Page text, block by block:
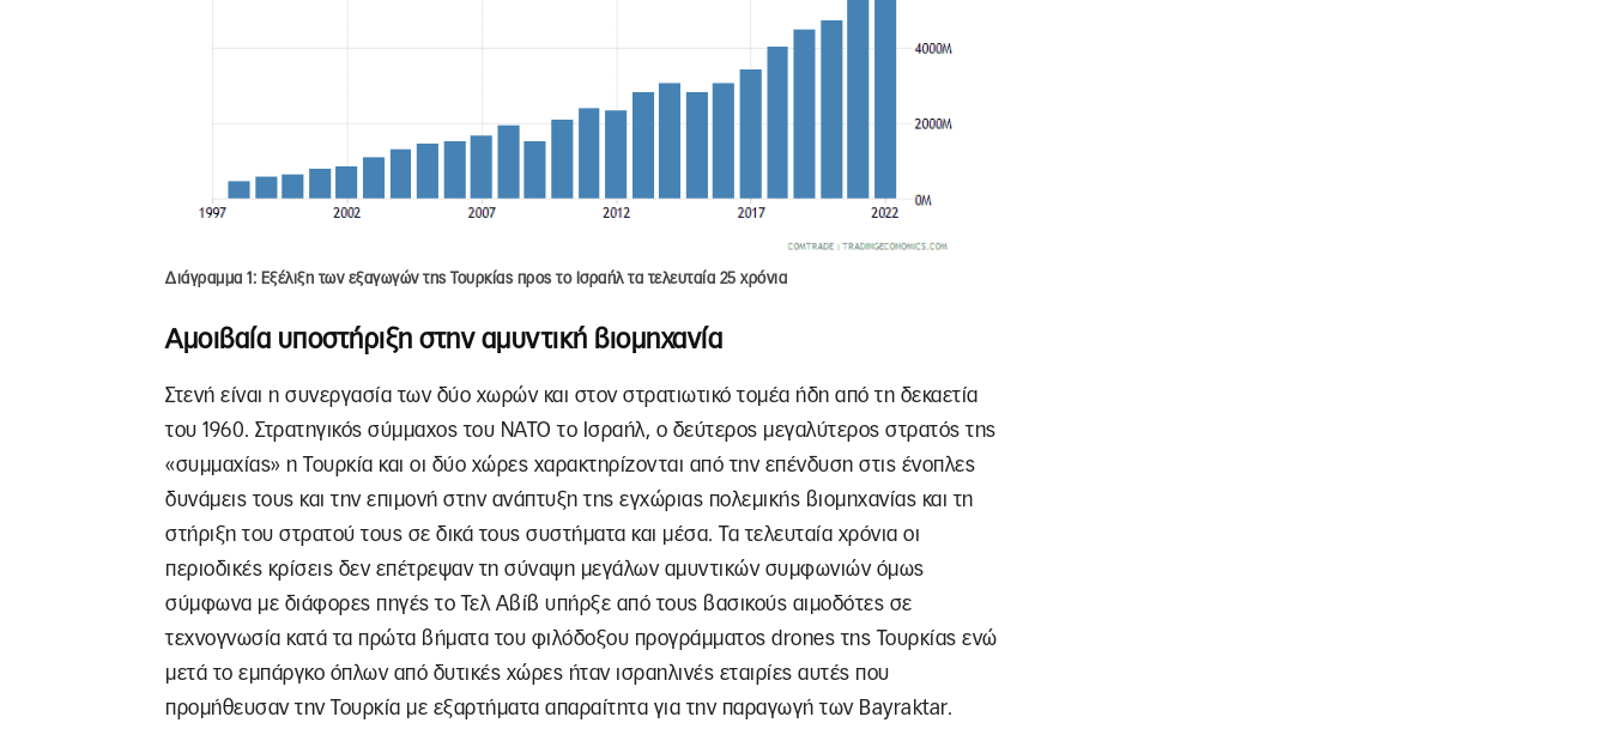
Διάγραμμα 1: Εξέλιξη των εξαγωγών της Τουρκίας προς το Ισραήλ τα τελευταία 25 χρόνια
Αμοιβαία υποστήριξη στην αμυντική βιομηχανία
Στενή είναι η συνεργασία των δύο χωρών και στον στρατιωτικό τομέα ήδη από τη δεκαετία
του 1960. Στρατηγικός σύμμαχος του ΝΑΤΟ το Ισραήλ, ο δεύτερος μεγαλύτερος στρατός της
«συμμαχίας» η Τουρκία και οι δύο χώρες χαρακτηρίζονται από την επένδυση στις ένοπλες
δυνάμεις τους και την επιμονή στην ανάπτυξη της εγχώριας πολεμικής βιομηχανίας και τη
στήριξη του στρατού τους σε δικά τους συστήματα και μέσα. Τα τελευταία χρόνια οι
περιοδικές κρίσεις δεν επέτρεψαν τη σύναψη μεγάλων αμυντικών συμφωνιών όμως
σύμφωνα με διάφορες πηγές το Τελ Αβίβ υπήρξε από τους βασικούς αιμοδότες σε
τεχνογνωσία κατά τα πρώτα βήματα του φιλόδοξου προγράμματος drones της Τουρκίας ενώ
μετά το εμπάργκο όπλων από δυτικές χώρες ήταν ισραηλινές εταιρίες αυτές που
προμήθευσαν την Τουρκία με εξαρτήματα απαραίτητα για την παραγωγή των Bayraktar.